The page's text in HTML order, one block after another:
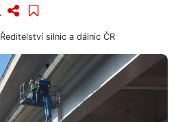
Ředitelství silnic a dálnic ČR